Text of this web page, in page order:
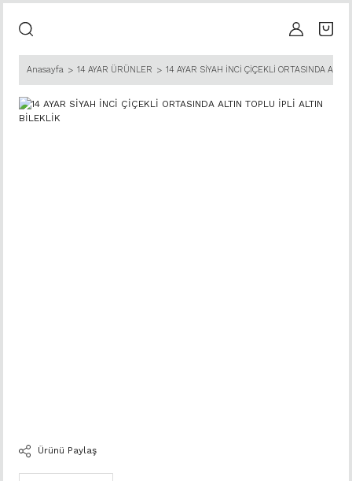
Anasayfa 14 AYAR ÜRÜNLER 14 AYAR SİYAH İNCİ ÇİÇEKLİ ORTASINDA
Ürünü Paylaş